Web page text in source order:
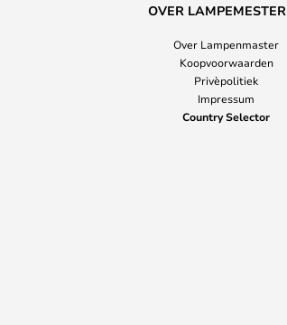
OVER
Over Lampenmaster
Koopvoorwaarden
Privèpolitiek
Impressum
Country Selector